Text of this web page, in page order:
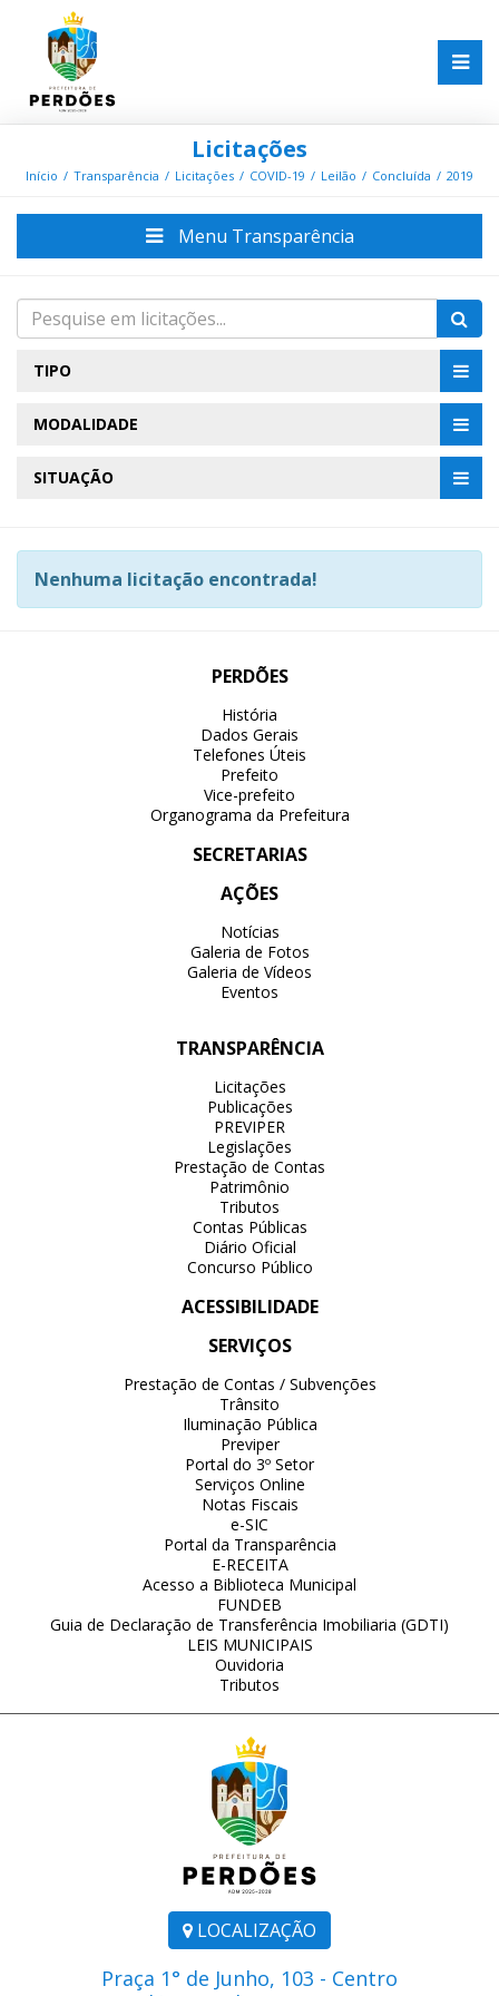
Licitações
Início Transparência Licitações COVID-19 Leilão Concluída 2019
Menu Transparência
TIPO
MODALIDADE
SITUAÇÃO
Nenhuma licitação encontrada!
LOCALIZAÇÃO
Praça 1° de Junho, 103 - Centro
PERDÕES
História
Dados Gerais
Telefones Úteis
Prefeito
Vice-prefeito
Organograma da Prefeitura
SECRETARIAS
AÇÕES
Notícias
Galeria de Fotos
Galeria de Vídeos
Eventos
TRANSPARÊNCIA
Licitações
Publicações
PREVIPER
Legislações
Prestação de Contas
Patrimônio
Tributos
Contas Públicas
Diário Oficial
Concurso Público
ACESSIBILIDADE
SERVIÇOS
Prestação de Contas / Subvenções
Trânsito
Iluminação Pública
Previper
Portal do 3º Setor
Serviços Online
Notas Fiscais
e-SIC
Portal da Transparência
E-RECEITA
Acesso a Biblioteca Municipal
FUNDEB
Guia de Declaração de Transferência Imobiliaria (GDTI)
LEIS MUNICIPAIS
Ouvidoria
Tributos